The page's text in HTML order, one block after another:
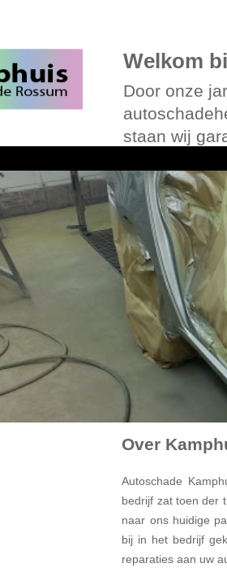
Welkom
Door onze
staan wij
Over
Autoschade
bedrijf zat toen der
naar ons huidige
bij in het bedrijf
reparaties aan uw